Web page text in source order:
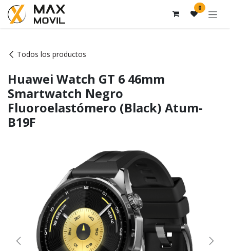
Ir al contenido 0
Todos los productos
Huawei Watch GT 6 46mm
Smartwatch Negro
Fluoroelastómero (Black) Atum-
B19F